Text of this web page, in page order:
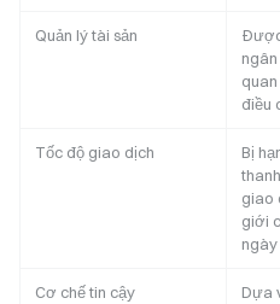
Quản lý tài sản
điều
Tốc độ giao dịch
Bị
giao
giới
ngày
Cơ chế tin cậy
Dựa